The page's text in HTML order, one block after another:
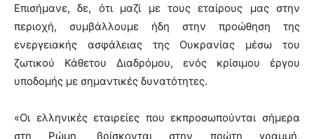
Επισήμανε, δε, ότι μαζί με τους εταίρους μας στην
περιοχή, συμβάλλουμε ήδη στην προώθηση της
ενεργειακής ασφάλειας της Ουκρανίας μέσω του
ζωτικού Κάθετου Διαδρόμου, ενός κρίσιμου έργου
υποδομής με σημαντικές δυνατότητες.
«Οι ελληνικές εταιρείες που εκπροσωπούνται σήμερα
στη Ρώμη, βρίσκονται στην πρώτη γραμμή,